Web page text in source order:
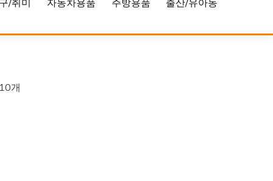
/취미 자동차용품 주방용품 출산/유아동
개